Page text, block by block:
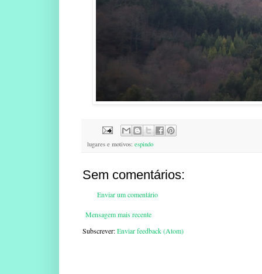
lugares e motivos: espindo
Sem comentários:
Enviar um comentário
Mensagem mais recente
Subscrever:Enviar feedback (Atom)